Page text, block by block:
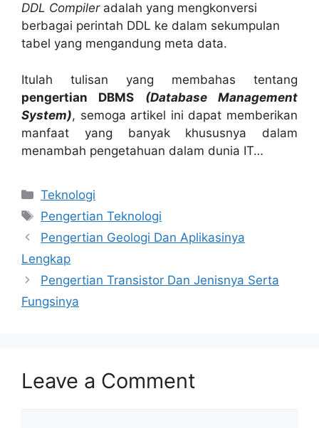
DDL Compileradalah yang mengkonversi
berbagai perintah DDL ke dalam sekumpulan
tabel yang mengandung meta data.
Itulah tulisan yang membahas tentang
pengertian DBMS (Database Management
System), semoga artikel ini dapat memberikan
manfaat yang banyak khususnya dalam
menambah pengetahuan dalam dunia IT…
Categories
Teknologi
Tags
Pengertian Teknologi
Pengertian Geologi Dan Aplikasinya
Lengkap
Pengertian Transistor Dan Jenisnya Serta
Fungsinya
Leave a Comment